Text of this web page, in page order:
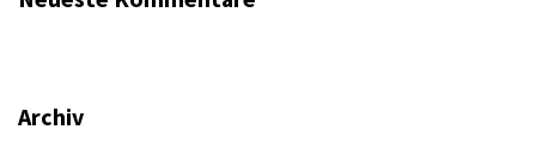
Archiv